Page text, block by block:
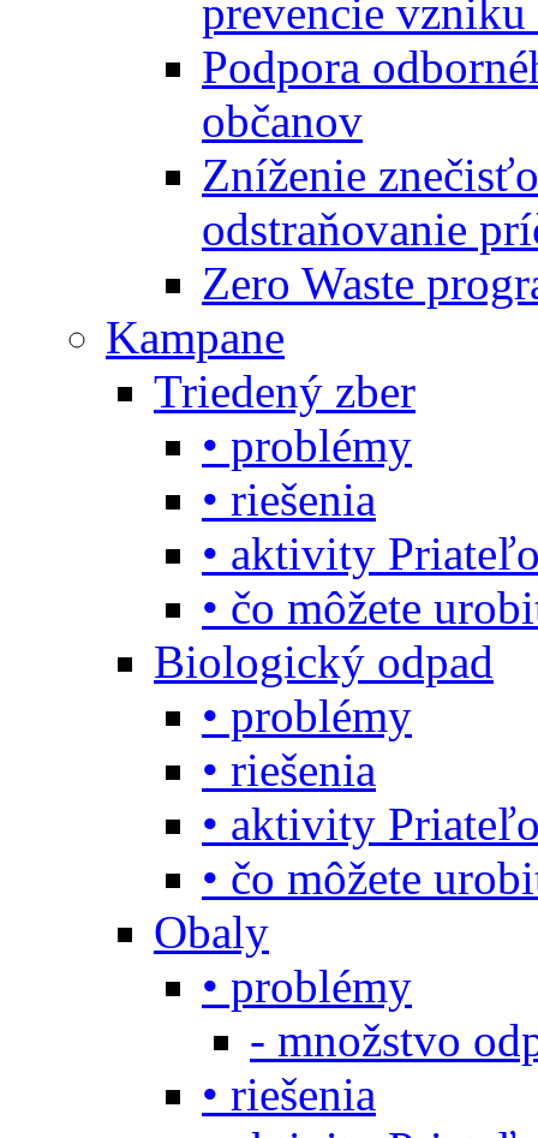
prevencie vzniku
Podpora
občanov
Zníženie
odstraňovanie
Zero Waste
Kampane
Triedený zber
• problémy
• riešenia
• aktivity
• čo môžete
Biologický odpad
• problémy
• riešenia
• aktivity
• čo môžete
Obaly
• problémy
- množstvo
• riešenia